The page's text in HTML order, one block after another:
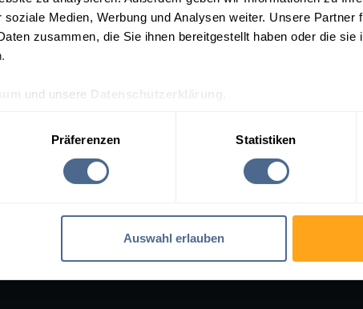
Medien, Werbung und Analysen weiter. Unsere Partner
zusammen, die Sie ihnen bereitgestellt haben oder die sie
und unsere Datenschutzerklärung
Präferenzen Statistiken
Auswahl erlauben
Charts zu Ihrem Ort zu erhalten, wählen Sie bitte einen Ort
im Mühlkreis Reichenthal
Traberg
Waxenberg